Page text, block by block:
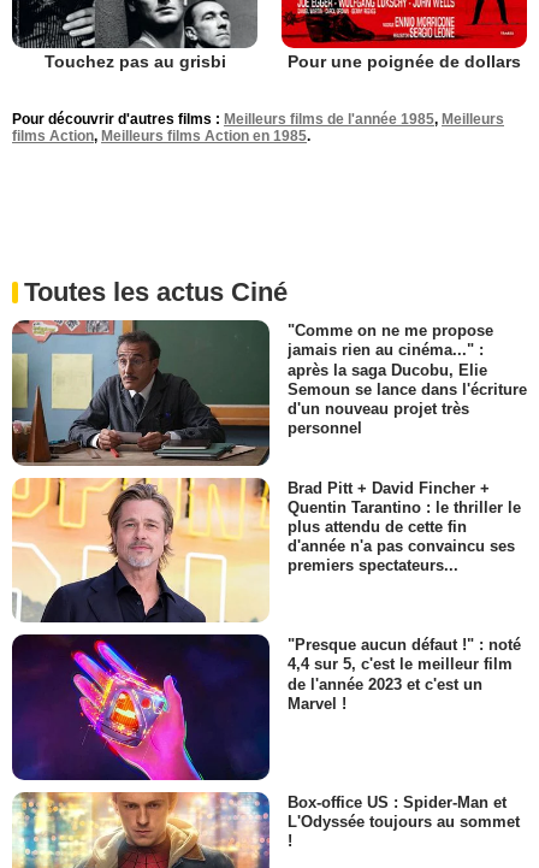
Touchez pas au grisbi Pour une poignée de dollars
Pour découvrir d'autres films : Meilleurs films de l'année 1985, Meilleurs
films Action, Meilleurs films Action en 1985.
Toutes les actus Ciné
"Comme on ne me propose
jamais rien au cinéma..." :
après la saga Ducobu, Elie
Semoun se lance dans l'écriture
d'un nouveau projet très
personnel
Brad Pitt + David Fincher +
Quentin Tarantino : le thriller le
plus attendu de cette fin
d'année n'a pas convaincu ses
premiers spectateurs...
"Presque aucun défaut !" : noté
4,4 sur 5, c'est le meilleur film
de l'année 2023 et c'est un
Marvel !
Box-office US : Spider-Man et
L'Odyssée toujours au sommet
!